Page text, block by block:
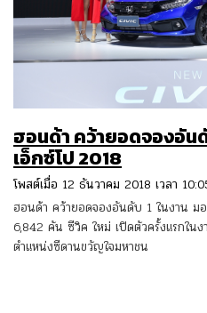
ฮอนด้า คว้ายอดจองอัน
เอ็กซ์โป 2018
โพสต์เมื่อ 12 ธันวาคม 2018 เวลา
ฮอนด้า คว้ายอดจองอันดับ 1 ในงาน ม
6,842 คัน ซีวิค ใหม่ เปิดตัวครั้งแรกใน
ตำแหน่งซีดานขวัญใจมหาชน